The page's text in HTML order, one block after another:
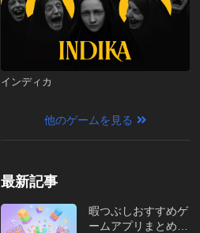
インディカ
他のゲームを見る
最新記事
暇つぶしおすすめゲ
ームアプリまとめ｜